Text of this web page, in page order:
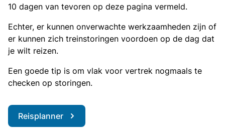
10 dagen van tevoren op deze pagina vermeld.
Echter, er kunnen onverwachte werkzaamheden zijn of
er kunnen zich treinstoringen voordoen op de dag dat
je wilt reizen.
Een goede tip is om vlak voor vertrek nogmaals te
checken op storingen.
Reisplanner